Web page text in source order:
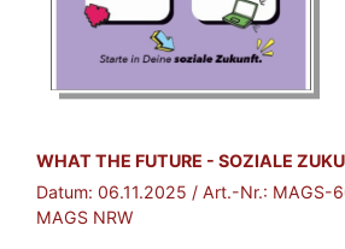
BROSCHÜRE:
WHAT THE FUTURE - SOZIALE
Datum: 06.11.2025 / Art.-Nr.: MAGS-
MAGS NRW